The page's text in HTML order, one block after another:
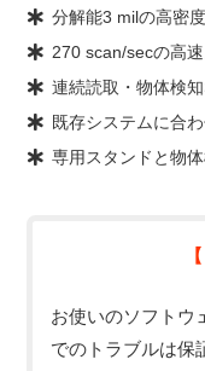
分解能3 milの高密
270 scan/secの高
連続読取・物体検
既存システムに合
専用スタンドと物
お使いのソフトウ
でのトラブルは保